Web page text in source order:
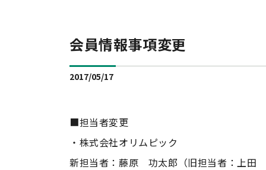
会員情報事項変更
2017/05/17
■担当者変更
・株式会社オリムピック
新担当者：藤原 功太郎（旧担当者：上田